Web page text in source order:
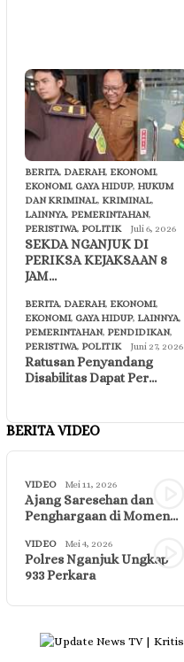
BERITA, DAERAH, EKONOMI,
EKONOMI, GAYA HIDUP, HUKUM
DAN KRIMINAL, KRIMINAL,
LAINNYA, PEMERINTAHAN,
PERISTIWA, POLITIK Juli 6, 2026
SEKDA NGANJUK DI
PERIKSA KEJAKSAAN 8
JAM…
BERITA, DAERAH, EKONOMI,
EKONOMI, GAYA HIDUP, LAINNYA,
PEMERINTAHAN, PENDIDIKAN,
PERISTIWA, POLITIK Juni 27, 2026
Ratusan Penyandang
Disabilitas Dapat Per…
BERITA VIDEO
VIDEO Mei 11, 2026
Ajang Saresehan dan
Penghargaan di Momen…
VIDEO Mei 4, 2026
Polres Nganjuk Ungkap
933 Perkara